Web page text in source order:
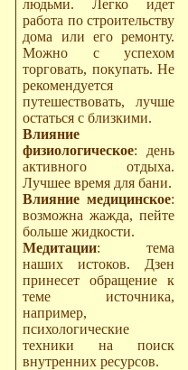
людьми. Легко идет
работа по строительству
дома или его ремонту.
Можно с успехом
торговать, покупать. Не
рекомендуется
путешествовать, лучше
остаться с близкими.
Влияние
физиологическое: день
активного отдыха.
Лучшее время для бани.
Влияние медицинское:
возможна жажда, пейте
больше жидкости.
Медитации: тема
наших истоков. Дзен
принесет обращение к
теме источника,
например,
психологические
техники на поиск
внутренних ресурсов.